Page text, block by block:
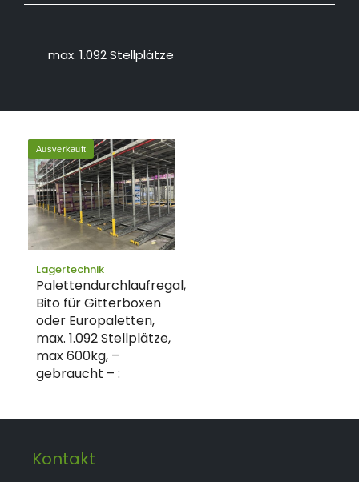
max. 1.092 Stellplätze
Ausverkauft
Lagertechnik
Palettendurchlaufregal,
Bito für Gitterboxen
oder Europaletten,
max. 1.092 Stellplätze,
max 600kg, –
gebraucht – :
Kontakt